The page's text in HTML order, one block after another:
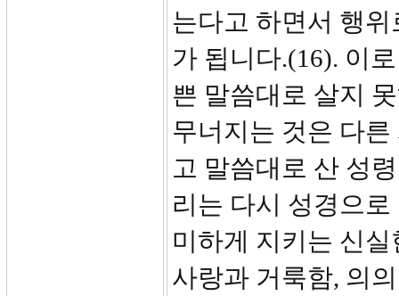
는다고 하면서 행
가 됩니다.(16). 이
쁜 말씀대로 살지
무너지는 것은 다
고 말씀대로 산 성
리는 다시 성경으
미하게 지키는 신
사랑과 거룩함, 의